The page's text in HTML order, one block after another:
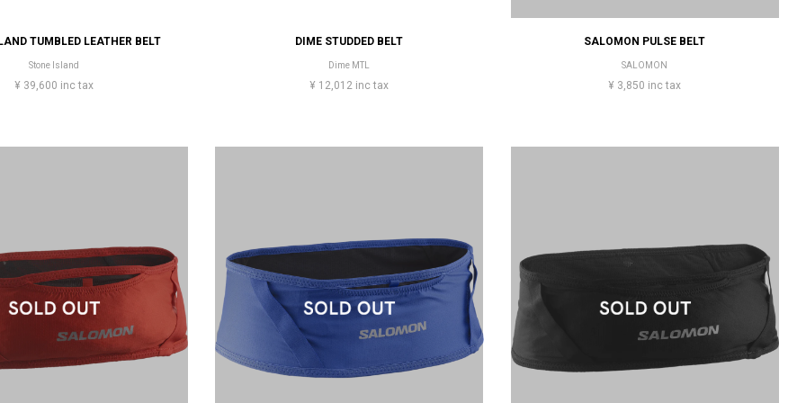
TUMBLED LEATHER BELT
Stone Island
¥ 39,600 inc tax
DIME STUDDED BELT
Dime MTL
¥ 12,012 inc tax
SALOMON PULSE BELT
SALOMON
¥ 3,850 inc tax